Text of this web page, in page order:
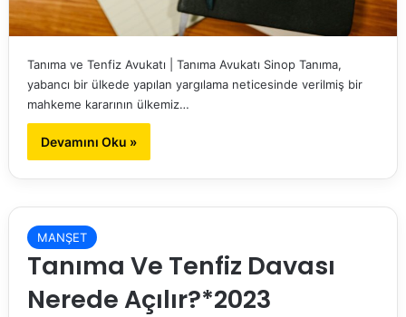
Tanıma ve Tenfiz Avukatı | Tanıma Avukatı Sinop Tanıma,
yabancı bir ülkede yapılan yargılama neticesinde verilmiş bir
mahkeme kararının ülkemiz…
Devamını Oku »
MANŞET
Tanıma Ve Tenfiz Davası
Nerede Açılır?*2023